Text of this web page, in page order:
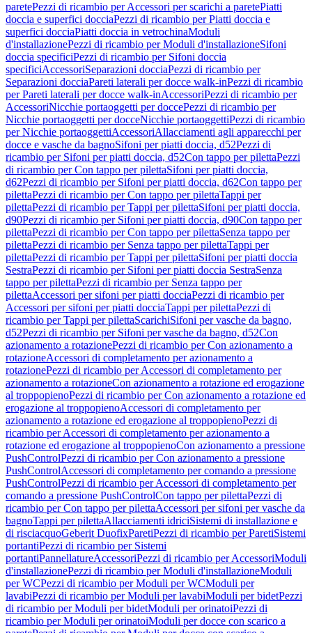
paretePezzi di ricambio per Accessori per scarichi a paretePiatti
doccia e superfici docciaPezzi di ricambio per Piatti doccia e
superfici docciaPiatti doccia in vetrochinaModuli
d'installazionePezzi di ricambio per Moduli d'installazioneSifoni
doccia specificiPezzi di ricambio per Sifoni doccia
specificiAccessoriSeparazioni docciaPezzi di ricambio per
Separazioni docciaPareti laterali per docce walk-inPezzi di ricambio
per Pareti laterali per docce walk-inAccessoriPezzi di ricambio per
AccessoriNicchie portaoggetti per doccePezzi di ricambio per
Nicchie portaoggetti per docceNicchie portaoggettiPezzi di ricambio
per Nicchie portaoggettiAccessoriAllacciamenti agli apparecchi per
docce e vasche da bagnoSifoni per piatti doccia, d52Pezzi di
ricambio per Sifoni per piatti doccia, d52Con tappo per pilettaPezzi
di ricambio per Con tappo per pilettaSifoni per piatti doccia,
d62Pezzi di ricambio per Sifoni per piatti doccia, d62Con tappo per
pilettaPezzi di ricambio per Con tappo per pilettaTappi per
pilettaPezzi di ricambio per Tappi per pilettaSifoni per piatti doccia,
d90Pezzi di ricambio per Sifoni per piatti doccia, d90Con tappo per
pilettaPezzi di ricambio per Con tappo per pilettaSenza tappo per
pilettaPezzi di ricambio per Senza tappo per pilettaTappi per
pilettaPezzi di ricambio per Tappi per pilettaSifoni per piatti doccia
SestraPezzi di ricambio per Sifoni per piatti doccia SestraSenza
tappo per pilettaPezzi di ricambio per Senza tappo per
pilettaAccessori per sifoni per piatti docciaPezzi di ricambio per
Accessori per sifoni per piatti docciaTappi per pilettaPezzi di
ricambio per Tappi per pilettaScarichiSifoni per vasche da bagno,
d52Pezzi di ricambio per Sifoni per vasche da bagno, d52Con
azionamento a rotazionePezzi di ricambio per Con azionamento a
rotazioneAccessori di completamento per azionamento a
rotazionePezzi di ricambio per Accessori di completamento per
azionamento a rotazioneCon azionamento a rotazione ed erogazione
al troppopienoPezzi di ricambio per Con azionamento a rotazione ed
erogazione al troppopienoAccessori di completamento per
azionamento a rotazione ed erogazione al troppopienoPezzi di
ricambio per Accessori di completamento per azionamento a
rotazione ed erogazione al troppopienoCon azionamento a pressione
PushControlPezzi di ricambio per Con azionamento a pressione
PushControlAccessori di completamento per comando a pressione
PushControlPezzi di ricambio per Accessori di completamento per
comando a pressione PushControlCon tappo per pilettaPezzi di
ricambio per Con tappo per pilettaAccessori per sifoni per vasche da
bagnoTappi per pilettaAllacciamenti idriciSistemi di installazione e
di risciacquoGeberit DuofixParetiPezzi di ricambio per ParetiSistemi
portantiPezzi di ricambio per Sistemi
portantiPannellatureAccessoriPezzi di ricambio per AccessoriModuli
d'installazionePezzi di ricambio per Moduli d'installazioneModuli
per WCPezzi di ricambio per Moduli per WCModuli per
lavabiPezzi di ricambio per Moduli per lavabiModuli per bidetPezzi
di ricambio per Moduli per bidetModuli per orinatoiPezzi di
ricambio per Moduli per orinatoiModuli per docce con scarico a